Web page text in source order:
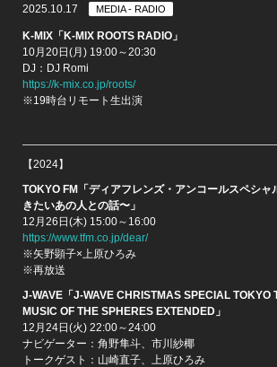
2025.10.17 MEDIA - RADIO
K-MIX「K-MIX ROOTS RADIO」
10月20日(月) 19:00～20:30
DJ：DJ Romi
https://k-mix.co.jp/roots/
※19時台リモート生出演
【2024】
TOKYO FM「ディアフレンズ・アンコールスペシャ
きたいあの人との話〜」
12月26日(木) 15:00～16:00
https://www.tfm.co.jp/dear/
※矢野顕子×上原ひろみ
※再放送
J-WAVE「J-WAVE CHRISTMAS SPECIAL TOKYO
MUSIC OF THE SPHERES EXTENDED」
12月24日(火) 22:00～24:00
ナビゲーター：角野隼斗、市川紗椰
トークゲスト：山崎直子、上原ひろみ